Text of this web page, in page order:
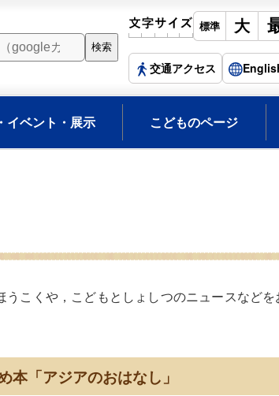
交通アクセス
イベント・展示 こどものページ
こくや，こどもとしょしつのニュースなど
「アジアのおはなし」